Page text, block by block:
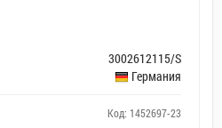
3002612115/S
Германия
Код: 1452697-23